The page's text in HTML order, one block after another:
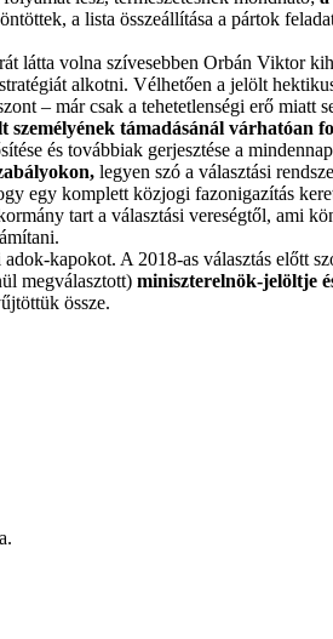
a lista összeállítása a pártok
látta volna szívesebben Orbán Viktor
alkotni. Vélhetően a jelölt
– már csak a tehetetlenségi erő miatt
személyének támadásánál várhatóan
és továbbiak gerjesztése a
legyen szó a választási
egy komplett közjogi fazonigazítás
tart a választási vereségtől, ami
kapokot. A 2018-as választás előtt
megválasztott) miniszterelnök-jelöltje
össze.